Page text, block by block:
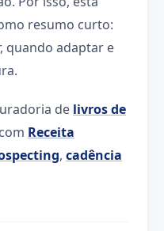
resumo curto:
quando adaptar e
de livros de
Receita
, cadência